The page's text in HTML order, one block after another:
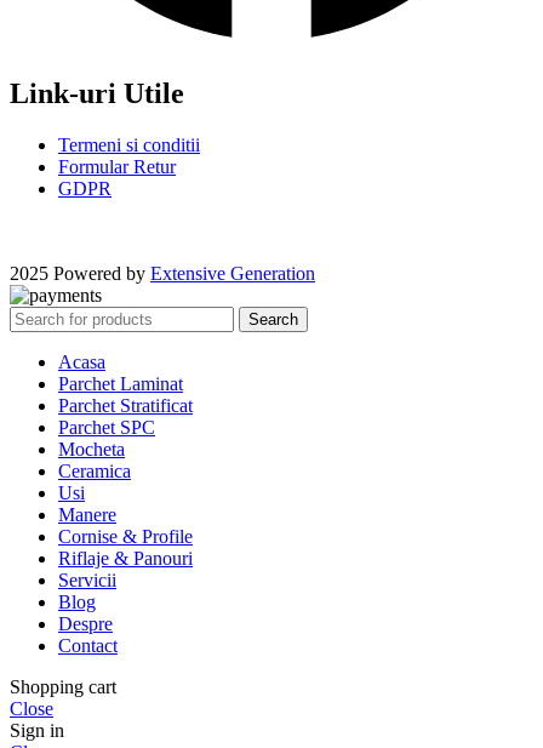
Link-uri Utile
Termeni si conditii
Formular Retur
GDPR
2025 Powered by Extensive Generation
Search
Acasa
Parchet Laminat
Parchet Stratificat
Parchet SPC
Mocheta
Ceramica
Usi
Manere
Cornise & Profile
Riflaje & Panouri
Servicii
Blog
Despre
Contact
Shopping cart
Close
Sign in